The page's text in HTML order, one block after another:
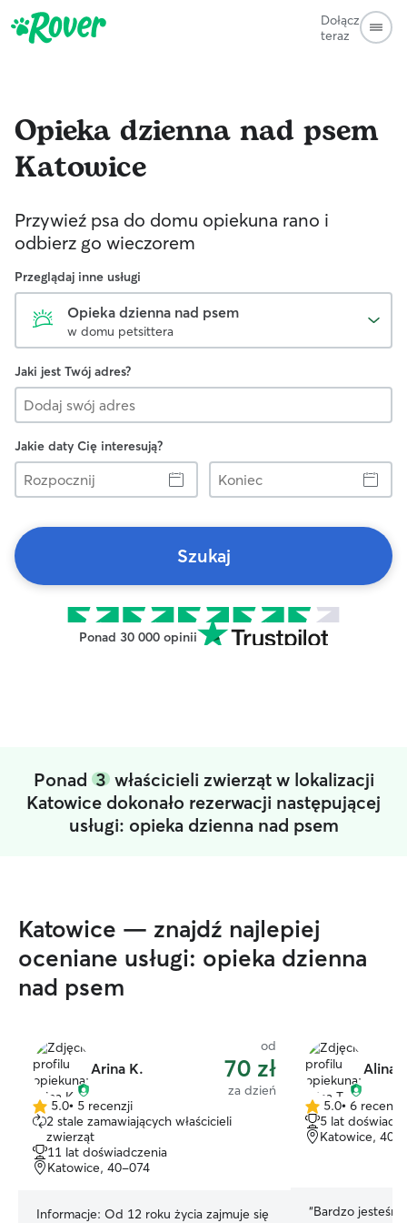
Dołącz
teraz
Opieka dzienna nad psem
Katowice
Przywieź psa do domu opiekuna rano i
odbierz go wieczorem
Przeglądaj inne usługi
Opieka dzienna nad psem
w domu petsittera
Jaki jest Twój adres?
Jakie daty Cię interesują?
Rozpocznij
Koniec
Szukaj
Ponad 30 000 opinii
Ponad 3właścicieli zwierząt w lokalizacji
Katowice dokonało rezerwacji następującej
usługi: opieka dzienna nad psem
Katowice — znajdź najlepiej
oceniane usługi: opieka dzienna
nad psem
Arina K.
od
70 zł
za dzień
5.0
na
5 gwiazdek
5.0• 5 recenzji
2 stale zamawiających właścicieli
zwierząt
11 lat doświadczenia
Katowice, 40-074
Informacje: Od 12 roku życia zajmuje się
Alina
5.0
na
5 gwiazdek
5.0• 6 recenzji
5 lat
Katowice, 40-
“Bardzo